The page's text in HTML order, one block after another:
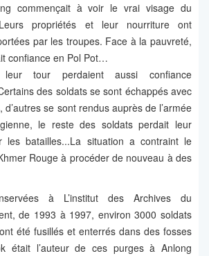
commençait à voir le vrai visage du
propriétés et leur nourriture ont
par les troupes. Face à la pauvreté,
confiance en Pol Pot…
tour perdaient aussi confiance
des soldats se sont échappés avec
d’autres se sont rendus auprès de l’armée
le reste des soldats perdait leur
les batailles...La situation a contraint le
Rouge à procéder de nouveau à des
à L’institut des Archives du
de 1993 à 1997, environ 3000 soldats
ont été fusillés et enterrés dans des fosses
était l’auteur de ces purges à Anlong